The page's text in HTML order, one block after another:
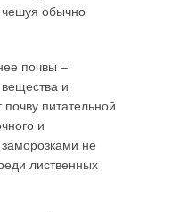
обычно
почвы –
и
питательной
и
не
лиственных